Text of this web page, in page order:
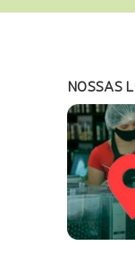
NOSSAS